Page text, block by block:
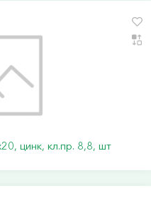
цинк, кл.пр. 8,8, шт